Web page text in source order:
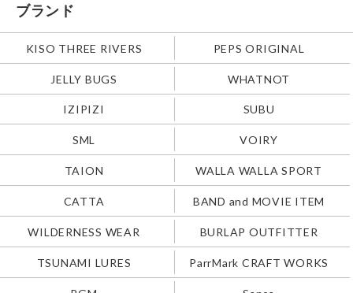
ブランド
KISO THREE RIVERS PEPS ORIGINAL
JELLY BUGS WHATNOT
IZIPIZI SUBU
SML VOIRY
TAION WALLA WALLA SPORT
CATTA BAND and MOVIE ITEM
WILDERNESS WEAR BURLAP OUTFITTER
TSUNAMI LURES ParrMark CRAFT WORKS